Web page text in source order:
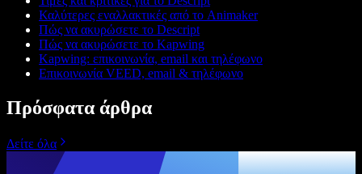
Καλύτερες εναλλακτικές από το Animaker
Πώς να ακυρώσετε το Descript
Πώς να ακυρώσετε το Kapwing
Kapwing: επικοινωνία, email και τηλέφωνο
Επικοινωνία VEED, email & τηλέφωνο
Πρόσφατα άρθρα
Δείτε όλα